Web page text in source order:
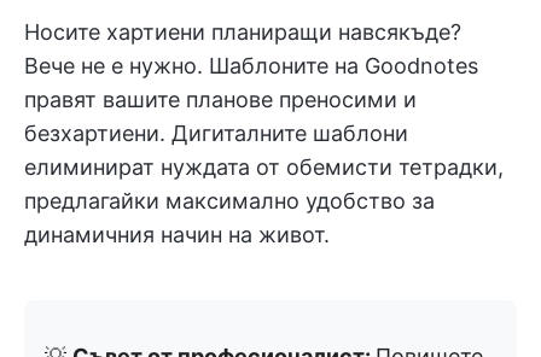
Носите хартиени планиращи навсякъде?
Вече не е нужно. Шаблоните на Goodnotes
правят вашите планове преносими и
безхартиени. Дигиталните шаблони
елиминират нуждата от обемисти тетрадки,
предлагайки максимално удобство за
динамичния начин на живот.